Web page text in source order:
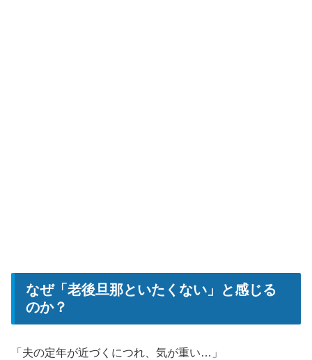
なぜ「老後旦那といたくない」と感じる
のか？
「夫の定年が近づくにつれ、気が重い…」